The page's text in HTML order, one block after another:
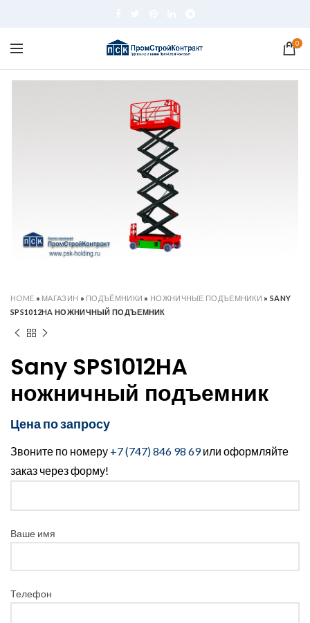
0
HOME » МАГАЗИН » ПОДЪЁМНИКИ » НОЖНИЧНЫЕ ПОДЪЕМНИКИ » SANY
SPS1012HA НОЖНИЧНЫЙ ПОДЪЕМНИК
Sany SPS1012HA
ножничный подъемник
Цена по запросу
Звоните по номеру +7 (747) 846 98 69или оформляйте
заказ через форму!
Ваше имя
Телефон